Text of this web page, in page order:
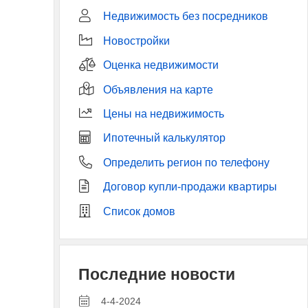
Недвижимость без посредников
Новостройки
Оценка недвижимости
Объявления на карте
Цены на недвижимость
Ипотечный калькулятор
Определить регион по телефону
Договор купли-продажи квартиры
Список домов
Последние новости
4-4-2024